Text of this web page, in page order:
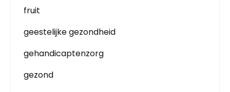
fruit
geestelijke gezondheid
gehandicaptenzorg
gezond